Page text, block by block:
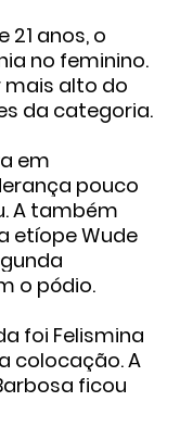
21 anos, o
no feminino.
mais alto do
da categoria.
em
pouco
A também
etíope Wude
o pódio.
foi Felismina
colocação. A
ficou